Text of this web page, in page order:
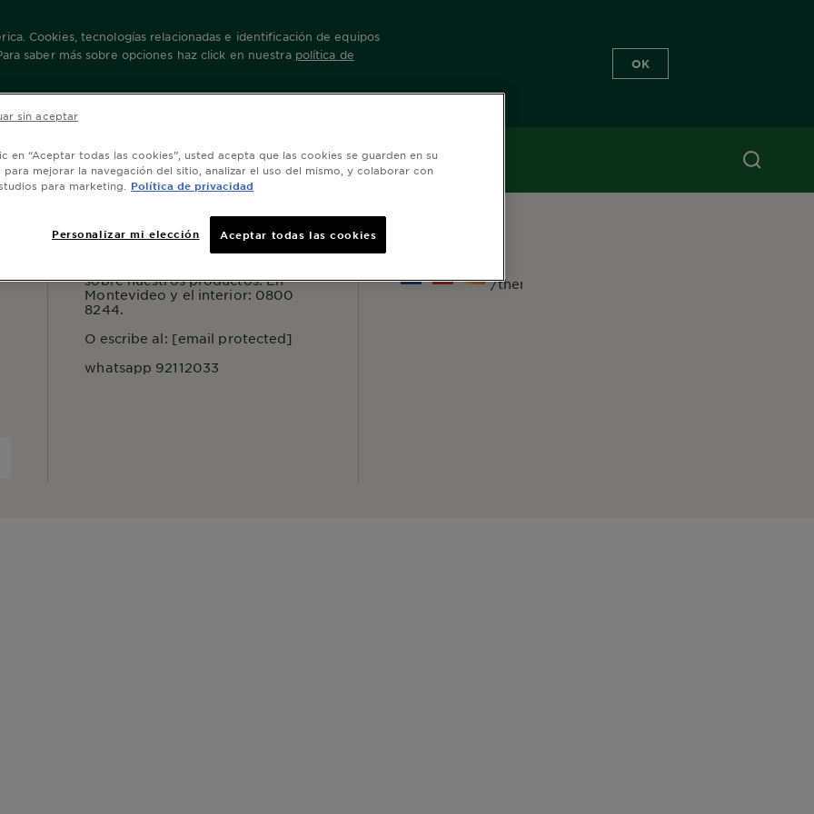
Cookies, tecnologías relacionadas e identificación de equipos
saber más sobre opciones haz click en nuestra política de
OK
SERVICIO AL CONSUMIDOR
sobre nuestros productos: En
Montevideo y el interior: 0800
8244.
O escribe al: [email protected]
whatsapp 92112033
en “Aceptar todas las cookies”, usted acepta que las cookies se guarden en su
mejorar la navegación del sitio, analizar el uso del mismo, y colaborar con
para marketing.
Política de privacidad
Personalizar mi elección Aceptar todas las cookies
sin aceptar